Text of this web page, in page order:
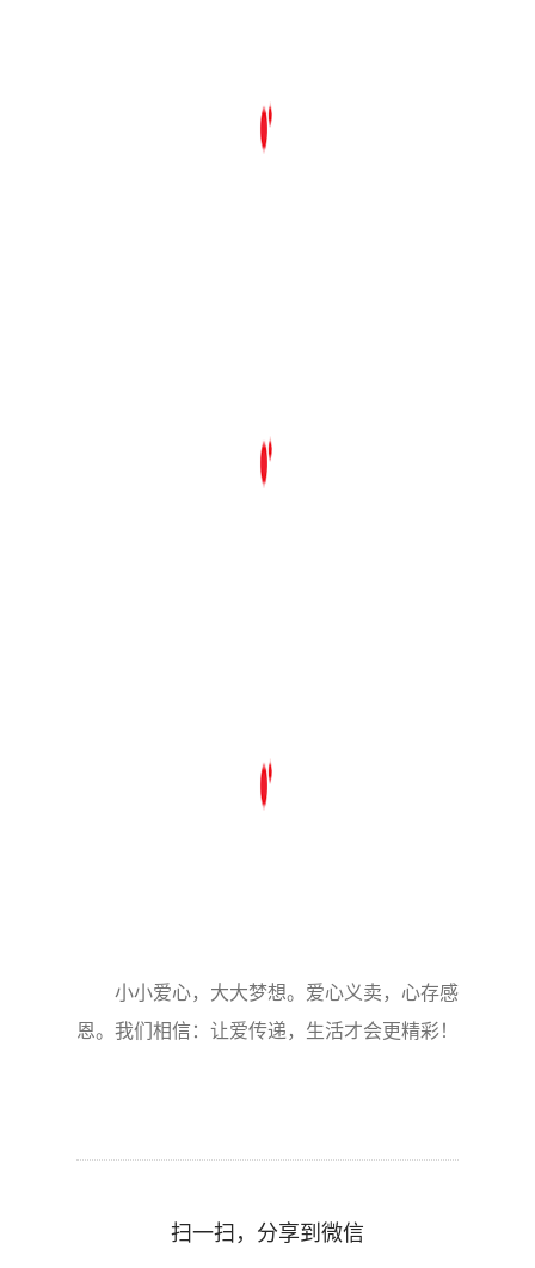
小小爱心，大大梦想。爱心义卖，心存感
恩。我们相信：让爱传递，生活才会更精彩！
扫一扫，分享到微信